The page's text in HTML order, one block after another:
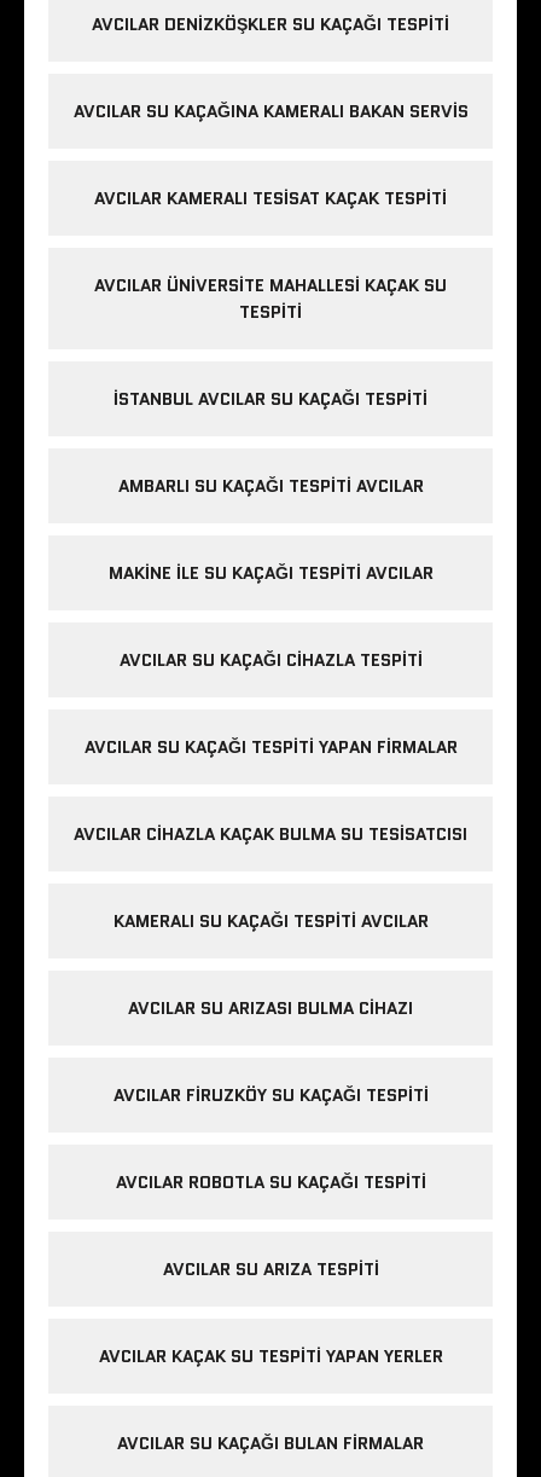
AVCILAR DENIZKÖŞKLER SU KAÇAĞI TESPITI
AVCILAR SU KAÇAĞINA KAMERALI BAKAN SERVIS
AVCILAR KAMERALI TESISAT KAÇAK TESPITI
AVCILAR ÜNIVERSITE MAHALLESI KAÇAK SU
TESPITI
İSTANBUL AVCILAR SU KAÇAĞI TESPITI
AMBARLI SU KAÇAĞI TESPITI AVCILAR
MAKINE ILE SU KAÇAĞI TESPITI AVCILAR
AVCILAR SU KAÇAĞI CIHAZLA TESPITI
AVCILAR SU KAÇAĞI TESPITI YAPAN FIRMALAR
AVCILAR CIHAZLA KAÇAK BULMA SU TESISATCISI
KAMERALI SU KAÇAĞI TESPITI AVCILAR
AVCILAR SU ARIZASI BULMA CIHAZI
AVCILAR FIRUZKÖY SU KAÇAĞI TESPITI
AVCILAR ROBOTLA SU KAÇAĞI TESPITI
AVCILAR SU ARIZA TESPITI
AVCILAR KAÇAK SU TESPITI YAPAN YERLER
AVCILAR SU KAÇAĞI BULAN FIRMALAR